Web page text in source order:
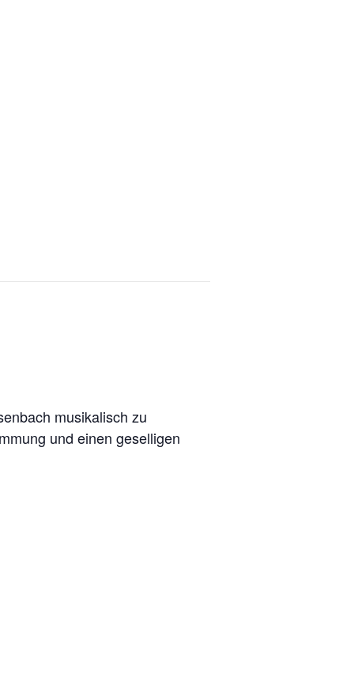
musikalisch zu
und einen geselligen